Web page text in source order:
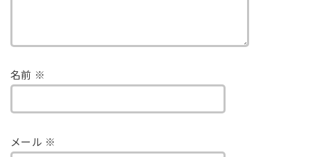
名前 ※
メール ※